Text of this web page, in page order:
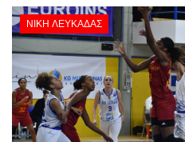
ΝΊΚΗ ΛΕΥΚΆΔΑΣ